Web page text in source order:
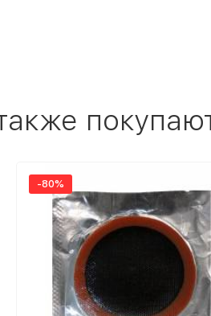
-80%